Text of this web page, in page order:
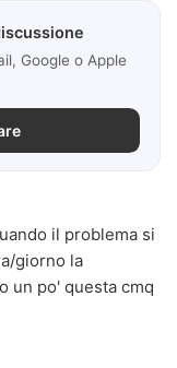
Google o Apple
il problema si
giorno la
un po' questa cmq